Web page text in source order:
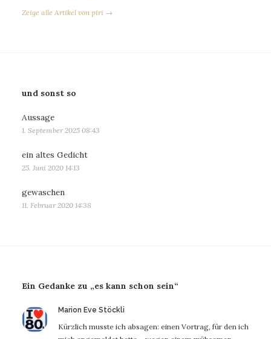
Zeige alle Artikel von piri →
und sonst so
Aussage
1. September 2025 08:43
ein altes Gedicht
25. Juni 2020 14:13
gewaschen
11. Februar 2020 14:38
Ein Gedanke zu „es kann schon sein“
Marion Eve Stöckli
Kürzlich musste ich absagen: einen Vortrag, für den ich